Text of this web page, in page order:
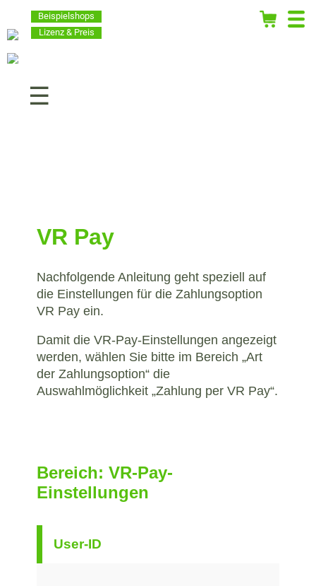
Beispielshops
Lizenz & Preis
VR Pay
Nachfolgende Anleitung geht speziell auf
die Einstellungen für die Zahlungsoption
VR Pay ein.
Damit die VR-Pay-Einstellungen angezeigt
werden, wählen Sie bitte im Bereich „Art
der Zahlungsoption“ die
Auswahlmöglichkeit „Zahlung per VR Pay“.
Bereich: VR-Pay-
Einstellungen
User-ID